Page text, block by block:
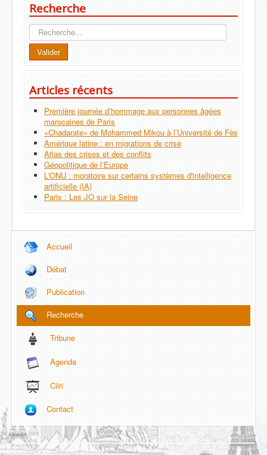
Recherche
Recherche
Valider
Articles récents
Première journée d’hommage aux personnes âgées
marocaines de Paris
«Chadarate» de Mohammed Mikou à l’Université de Fès
Amérique latine : en migrations de crise
Atlas des crises et des conflits
Géopolitique de l’Europe
L'ONU : moratoire sur certains systèmes d'intelligence
artificielle (IA)
Paris : Les JO sur la Seine
Accueil
Débat
Publication
Recherche
Tribune
Agenda
Ciiri
Contact